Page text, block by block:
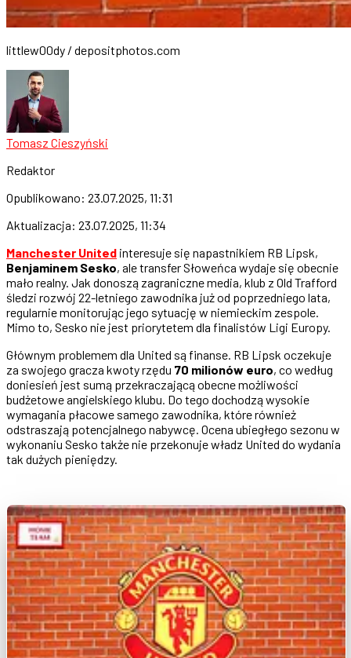
littlew00dy / depositphotos.com
Tomasz Cieszyński
Redaktor
Opublikowano: 23.07.2025, 11:31
Aktualizacja: 23.07.2025, 11:34
Manchester United interesuje się napastnikiem RB Lipsk,
Benjaminem Sesko, ale transfer Słoweńca wydaje się obecnie
mało realny. Jak donoszą zagraniczne media, klub z Old Trafford
śledzi rozwój 22-letniego zawodnika już od poprzedniego lata,
regularnie monitorując jego sytuację w niemieckim zespole.
Mimo to, Sesko nie jest priorytetem dla finalistów Ligi Europy.
Głównym problemem dla United są finanse. RB Lipsk oczekuje
za swojego gracza kwoty rzędu 70 milionów euro, co według
doniesień jest sumą przekraczającą obecne możliwości
budżetowe angielskiego klubu. Do tego dochodzą wysokie
wymagania płacowe samego zawodnika, które również
odstraszają potencjalnego nabywcę. Ocena ubiegłego sezonu w
wykonaniu Sesko także nie przekonuje władz United do wydania
tak dużych pieniędzy.